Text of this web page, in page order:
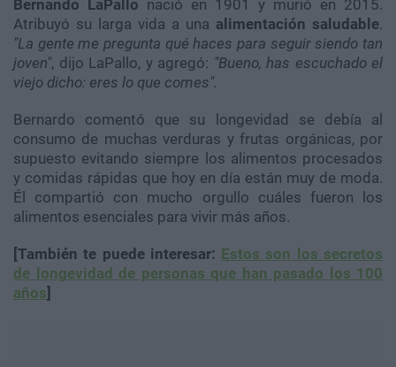
Bernando LaPallo nació en 1901 y murió en 2015.
Atribuyó su larga vida a una alimentación saludable.
"La gente me pregunta qué haces para seguir siendo tan
joven", dijo LaPallo, y agregó: "Bueno, has escuchado el
viejo dicho: eres lo que comes".
Bernardo comentó que su longevidad se debía al
consumo de muchas verduras y frutas orgánicas, por
supuesto evitando siempre los alimentos procesados
y comidas rápidas que hoy en día están muy de moda.
Él compartió con mucho orgullo cuáles fueron los
alimentos esenciales para vivir más años.
[También te puede interesar: Estos son los secretos
de longevidad de personas que han pasado los 100
años]